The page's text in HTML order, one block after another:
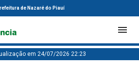
de Nazaré do Piauí
em 24/07/2026 22:23